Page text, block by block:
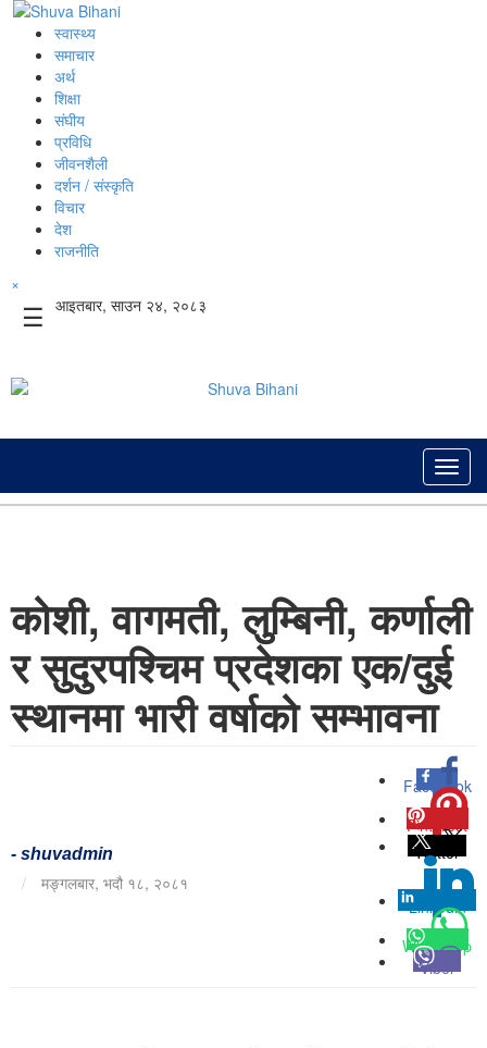
स्वास्थ्य
समाचार
अर्थ
शिक्षा
संघीय
प्रविधि
जीवनशैली
दर्शन / संस्कृति
विचार
देश
राजनीति
×
☰ आइतबार, साउन २४, २०८३
कोशी, वागमती, लुम्बिनी, कर्णाली
र सुदुरपश्चिम प्रदेशका एक/दुई
स्थानमा भारी वर्षाको सम्भावना
- shuvadmin
/ मङ्गलबार, भदौ १८, २०८१
Facebook
0
Pinterest
Twitter
Linkedin
0
Whatsapp
Viber